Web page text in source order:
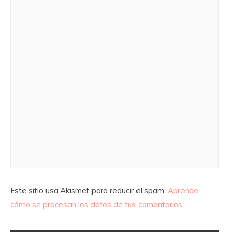
Este sitio usa Akismet para reducir el spam. Aprende
cómo se procesan los datos de tus comentarios.